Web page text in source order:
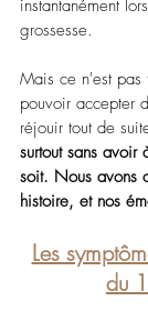
instantanément
grossesse.
Mais ce n'est pas
pouvoir accepter
réjouir tout de
surtout sans
soit. Nous avons
histoire, et nos
Les
du